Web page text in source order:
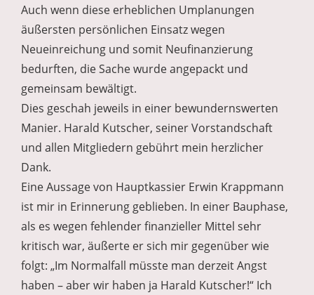
Auch wenn diese erheblichen Umplanungen
äußersten persönlichen Einsatz wegen
Neueinreichung und somit Neufinanzierung
bedurften, die Sache wurde angepackt und
gemeinsam bewältigt.
Dies geschah jeweils in einer bewundernswerten
Manier. Harald Kutscher, seiner Vorstandschaft
und allen Mitgliedern gebührt mein herzlicher
Dank.
Eine Aussage von Hauptkassier Erwin Krappmann
ist mir in Erinnerung geblieben. In einer Bauphase,
als es wegen fehlender finanzieller Mittel sehr
kritisch war, äußerte er sich mir gegenüber wie
folgt: „Im Normalfall müsste man derzeit Angst
haben – aber wir haben ja Harald Kutscher!“ Ich